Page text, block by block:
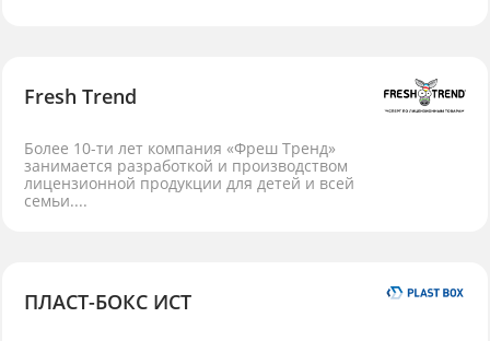
Fresh Trend
Более 10-ти лет компания «Фреш Тренд»
занимается разработкой и производством
лицензионной продукции для детей и всей
семьи....
ПЛАСТ-БОКС ИСТ